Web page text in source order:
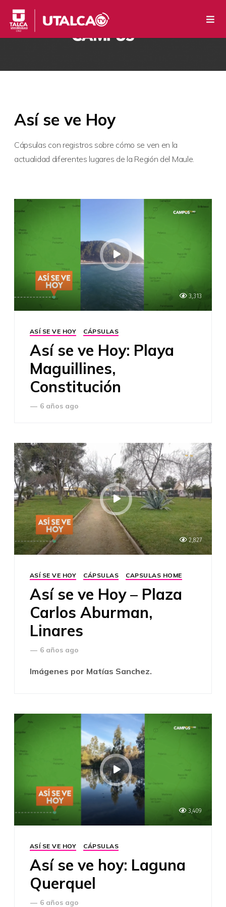
Así se ve Hoy
Cápsulas con registros sobre cómo se ven en la
actualidad diferentes lugares de la Región del Maule.
3,313
ASÍ SE VE HOY CÁPSULAS
Así se ve Hoy: Playa
Maguillines,
Constitución
— 6 años ago
2,827
ASÍ SE VE HOY CÁPSULAS CAPSULAS HOME
Así se ve Hoy – Plaza
Carlos Aburman,
Linares
— 6 años ago
Imágenes por Matías Sanchez.
3,409
ASÍ SE VE HOY CÁPSULAS
Así se ve hoy: Laguna
Querquel
— 6 años ago